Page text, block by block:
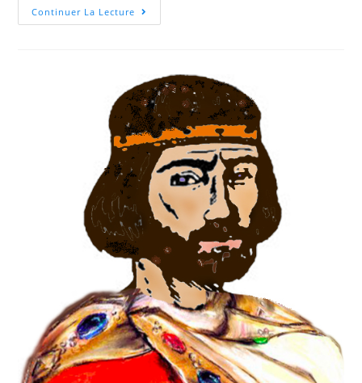
Continuer La Lecture